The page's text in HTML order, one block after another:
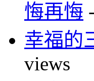
悔再悔
幸福的
views